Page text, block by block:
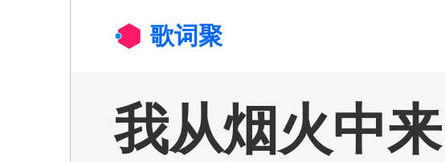
歌词聚
我从烟火中来